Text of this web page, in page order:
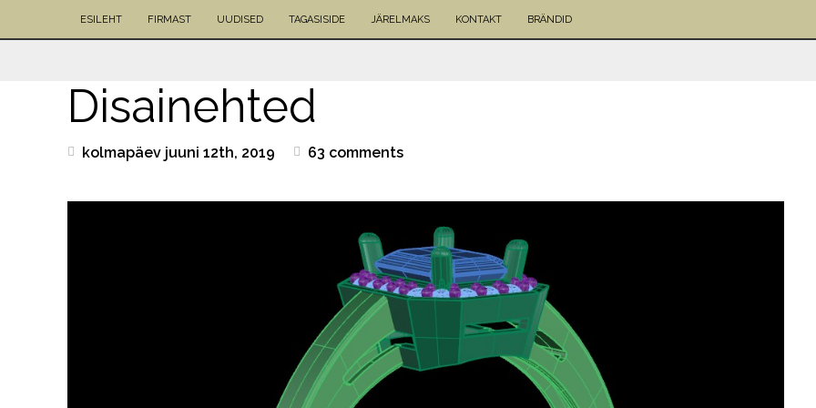
ESILEHT FIRMAST UUDISED TAGASISIDE JÄRELMAKS KONTAKT BRÄNDID
Disainehted
kolmapäev juuni 12th, 2019 63 comments